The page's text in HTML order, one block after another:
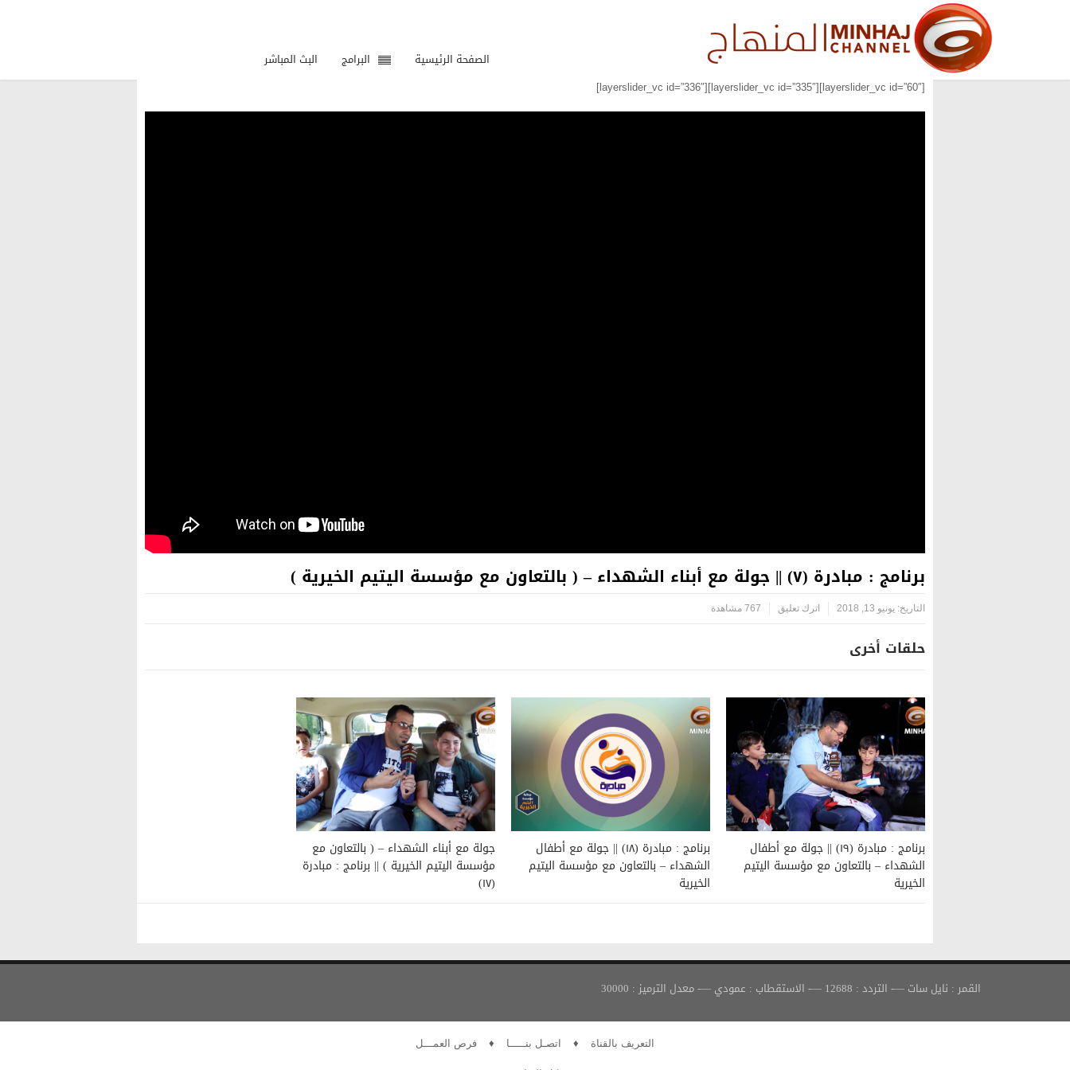
الصفحة الرئيسية البرامج البث المباشر
[layerslider_vc id=”60″][layerslider_vc id=”335″][layerslider_vc id=”336″]
برنامج : مبادرة (٧) || جولة مع أبناء الشهداء – ( بالتعاون مع مؤسسة اليتيم الخيرية )
التاريخ: يونيو 13, 2018 اترك تعليق 767 مشاهدة
حلقات أخرى
برنامج : مبادرة (١٩) || جولة مع أطفال
الشهداء – بالتعاون مع مؤسسة اليتيم
الخيرية
برنامج : مبادرة (١٨) || جولة مع أطفال
الشهداء – بالتعاون مع مؤسسة اليتيم
الخيرية
جولة مع أبناء الشهداء – ( بالتعاون مع
مؤسسة اليتيم الخيرية ) || برنامج : مبادرة
(١٧)
القمر : نايل سات —- التردد : 12688 —- الاستقطاب : عمودي —- معدل الترميز : 30000
التعريف بالقناة ♦ اتصـل بنـــــا ♦ فرص العمـــل